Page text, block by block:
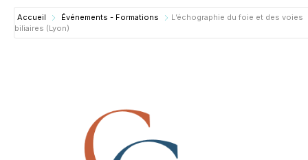
Accueil Événements - Formations
L’échographie du foie et des voies
biliaires (Lyon)